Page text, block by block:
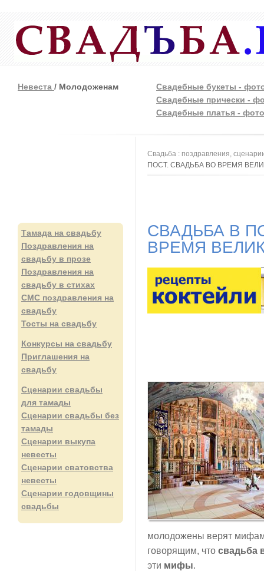
Невеста / Молодоженам
Свадебные букеты -
Свадебные прически -
Свадебные платья - фото
Тамада на свадьбу
Поздравления на
свадьбу в прозе
Поздравления на
свадьбу в стихах
СМС поздравления на
свадьбу
Тосты на свадьбу
Конкурсы на свадьбу
Приглашения на
свадьбу
Сценарии свадьбы
для тамады
Сценарии свадьбы без
тамады
Сценарии выкупа
невесты
Сценарии сватовства
невесты
Сценарии годовщины
свадьбы
Вы здесь
Свадьба : поздравления,
ПОСТ. СВАДЬБА ВО ВРЕМЯ
СВАДЬБА В
ВРЕМЯ
молодожены верят
говорящим, что свадьба
эти мифы.